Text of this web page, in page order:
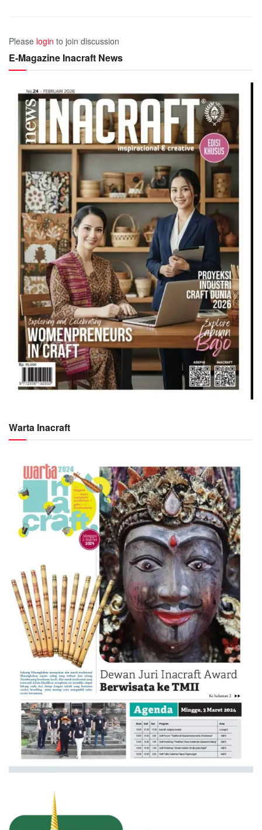
Please login to join discussion
E-Magazine Inacraft News
Warta Inacraft